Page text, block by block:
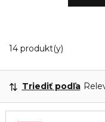
14 produkt(y)
Triediť podľa